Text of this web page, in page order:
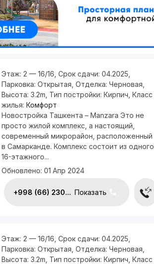
Этаж: 2 — 16/16 Срок сдачи: 04.2025
Парковка: Открытая Отделка: Черновая
Высота: 3.2m Тип постройки: Кирпич Класс
жилья: Комфорт
Новостройка Ташкента – Manzara Это не
просто жилой комплекс, а настоящий,
современный микрорайон, расположенный
в Самарканде. Комплекс состоит из одного
16-этажного...
Обновлено: 01 Апр 2024
+998 (66) 230... Показать
Этаж: 2 — 16/16 Срок сдачи: 04.2025
Парковка: Открытая Отделка: Черновая
Высота: 3.2m Тип постройки: Кирпич Класс